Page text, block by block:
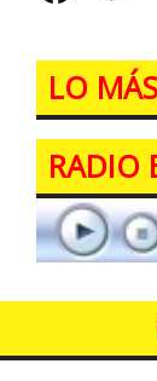
LO
RADIO